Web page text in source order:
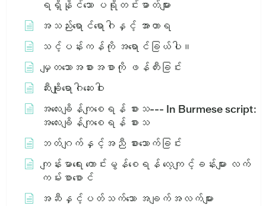
ရရှိနိုင်သော ပရိုတင်းဓာတ်များ
အသည်းရောင်ရောဂါနှင့် အာဟာရ
သင့်ပန်းကန်ကို အရောင်ခြယ်ပါ။
မျှတသောအစားအစာကို ဖန်တီးခြင်း
ဆီးချိုရောဂါဆေးဝါး
အ​လေး​ချိန်​ကျ​စေ​ရန်​ စား​သ​ --- In Burmese script:
အ​လေး​ချိန်​ကျ​စေ​ရန်​ စား​သ​
ဘတ်ဂျက်နှင့်အညီ စားသောက်ခြင်း
ကျန်းမာရေး ကောင်းမွန်စေရန် လေ့ကျင့်ခန်းများ လက်
ကမ်းစာစောင်
အဆီနှင့်ပတ်သက်သော အချက်အလက်များ